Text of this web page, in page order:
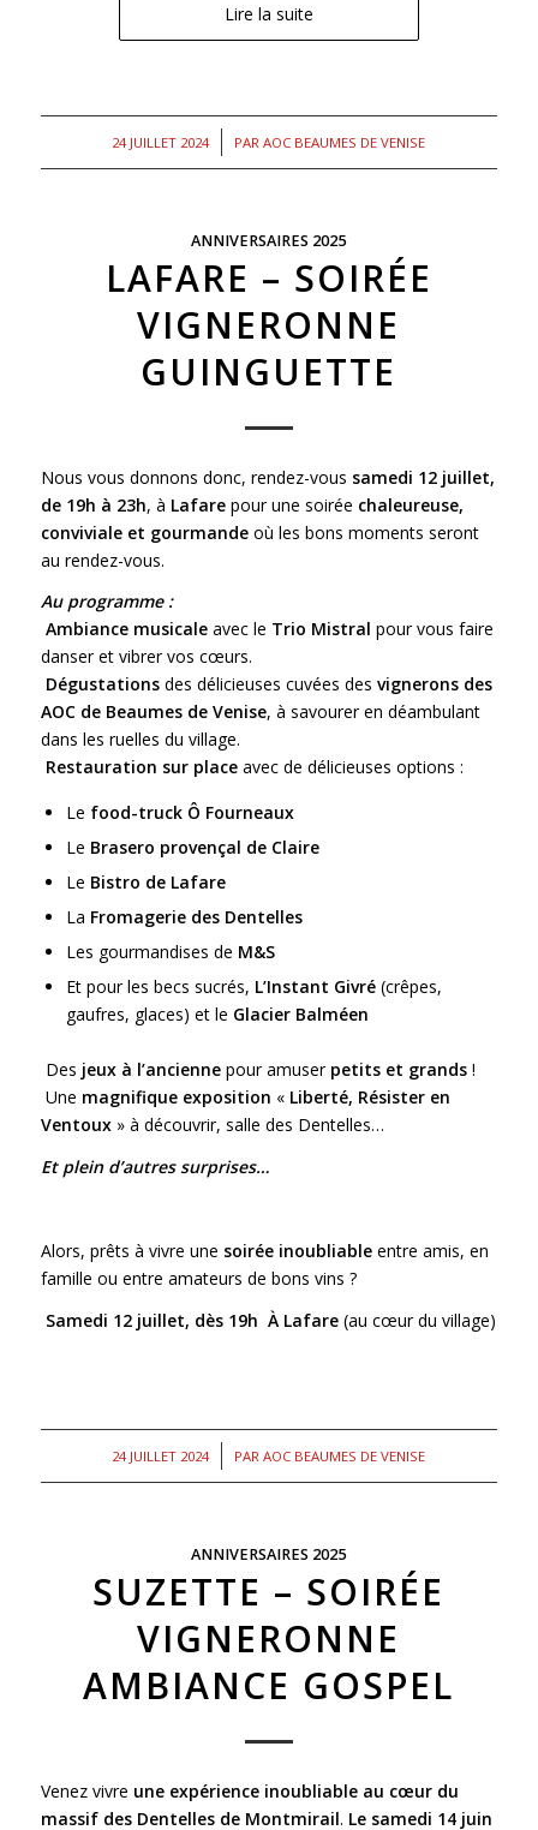
Lire la suite
24 JUILLET 2024
/ PARAOC BEAUMES DE VENISE
ANNIVERSAIRES 2025
LAFARE – SOIRÉE
VIGNERONNE
GUINGUETTE
Nous vous donnons donc, rendez-vous samedi 12 juillet,
de 19h à 23h, à Lafarepour une soirée chaleureuse,
conviviale et gourmandeoù les bons moments seront
au rendez-vous.
Au programme :
Ambiance musicaleavec le Trio Mistral pour vous faire
danser et vibrer vos cœurs.
Dégustationsdes délicieuses cuvées des vignerons des
AOC de Beaumes de Venise, à savourer en déambulant
dans les ruelles du village.
Restauration sur placeavec de délicieuses options :
Le food-truck Ô Fourneaux
Le Brasero provençal de Claire
Le Bistro de Lafare
La Fromagerie des Dentelles
Les gourmandises de M&S
Et pour les becs sucrés, L’Instant Givré(crêpes,
gaufres, glaces) et le Glacier Balméen
Des jeux à l’anciennepour amuser petits et grands!
️ Une magnifique exposition « Liberté, Résister en
Ventoux» à découvrir, salle des Dentelles…
Et plein d’autres surprises…
Alors, prêts à vivre une soirée inoubliableentre amis, en
famille ou entre amateurs de bons vins ?
Samedi 12 juillet, dès 19h À Lafare(au cœur du village)
24 JUILLET 2024
/ PARAOC BEAUMES DE VENISE
ANNIVERSAIRES 2025
SUZETTE – SOIRÉE
VIGNERONNE
AMBIANCE GOSPEL
Venez vivre une expérience inoubliable au cœur du
massif des Dentelles de Montmirail. Le samedi 14 juin